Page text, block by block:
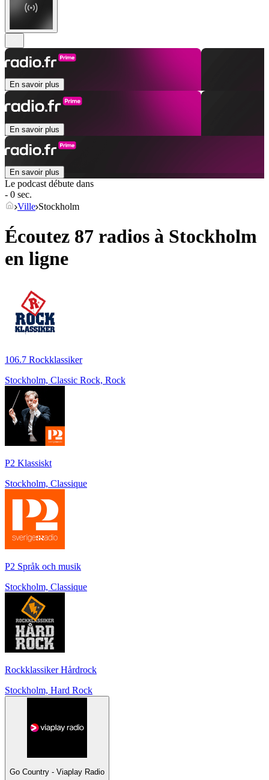
En savoir plus
En savoir plus
En savoir plus
Le podcast débute dans
- 0 sec.
Ville Stockholm
Écoutez 87 radios à Stockholm
en ligne
106.7 Rockklassiker
Stockholm, Classic Rock, Rock
P2 Klassiskt
Stockholm, Classique
P2 Språk och musik
Stockholm, Classique
Rockklassiker Hårdrock
Stockholm, Hard Rock
Go Country - Viaplay Radio